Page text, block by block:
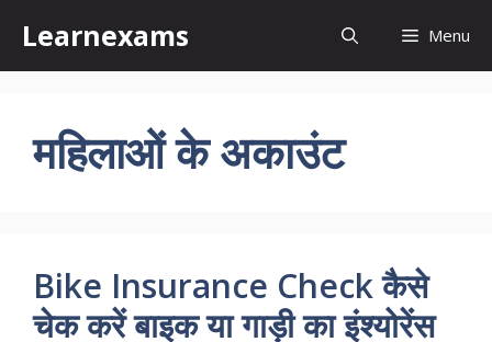
content
Learnexams Menu
महिलाओं के अकाउंट
Bike Insurance Check कैसे
चेक करें बाइक या गाड़ी का इंश्योरेंस